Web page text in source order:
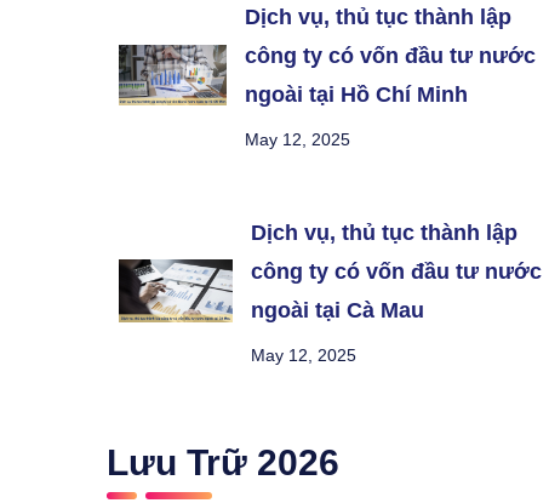
Dịch vụ, thủ tục thành lập
công ty có vốn đầu tư nước
ngoài tại Hồ Chí Minh
May 12, 2025
Dịch vụ, thủ tục thành lập
công ty có vốn đầu tư nước
ngoài tại Cà Mau
May 12, 2025
Lưu Trữ 2026